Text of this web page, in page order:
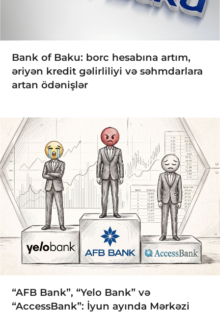
Bank of Baku: borc hesabına artım,
əriyən kredit gəlirliliyi və səhmdarlara
artan ödənişlər
“AFB Bank”, “Yelo Bank” və
“AccessBank”: İyun ayında Mərkəzi